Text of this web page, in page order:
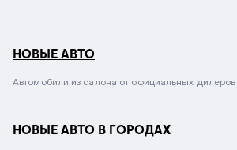
НОВЫЕ АВТО
Автомобили из салона от официальных дилеров
НОВЫЕ АВТО В ГОРОДАХ